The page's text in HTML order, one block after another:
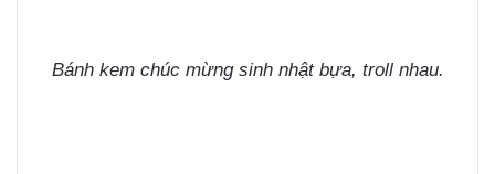
Bánh kem chúc mừng sinh nhật bựa, troll nhau.